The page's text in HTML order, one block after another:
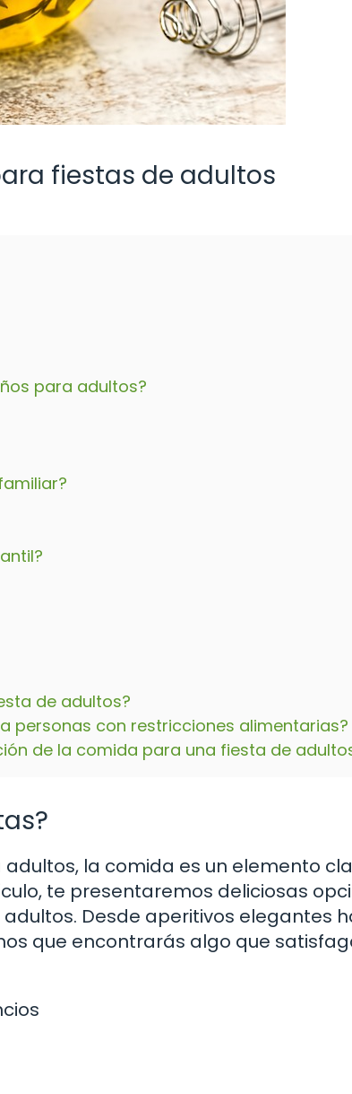
fiestas de adultos
para adultos?
de adultos?
personas con restricciones alimentarias?
de la comida para una fiesta de
la comida es un elemento
te presentaremos deliciosas
Desde aperitivos elegantes
que encontrarás algo que